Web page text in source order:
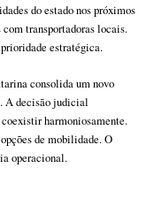
do estado nos próximos
transportadoras locais.
estratégica.
consolida um novo
A decisão judicial
harmoniosamente.
de mobilidade. O
operacional.